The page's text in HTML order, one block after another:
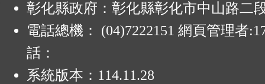
彰化縣政府：彰化縣彰化市中山路二
電話總機： (04)7222151 網頁管理者
話：
系統版本： 114.11.28